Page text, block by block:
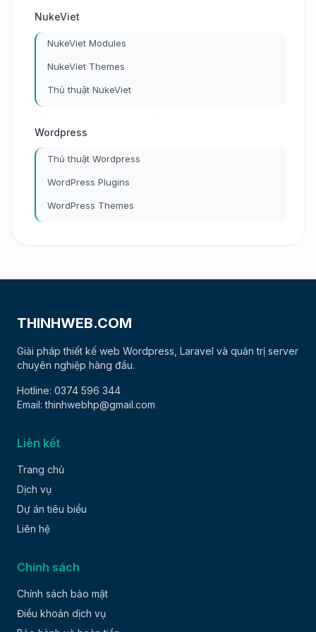
NukeViet
NukeViet Modules
NukeViet Themes
Thủ thuật NukeViet
Wordpress
Thủ thuật Wordpress
WordPress Plugins
WordPress Themes
THINHWEB.COM
Giải pháp thiết kế web Wordpress, Laravel và quản trị server
chuyên nghiệp hàng đầu.
Hotline: 0374 596 344
Email: thinhwebhp@gmail.com
Liên kết
Trang chủ
Dịch vụ
Dự án tiêu biểu
Liên hệ
Chính sách
Chính sách bảo mật
Điều khoản dịch vụ